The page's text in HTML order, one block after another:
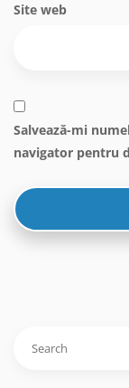
Site web
Salvează-mi
navigator pentru
după: